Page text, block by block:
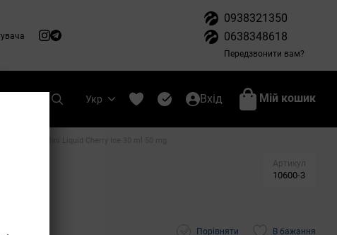
0938321350
0638348618
Передзвонити вам?
Укр Вхід Мій кошик
сольовий Mini Liquid Cherry Ice 30 ml 50 mg
Артикул
10600-3
Порівняти В бажання